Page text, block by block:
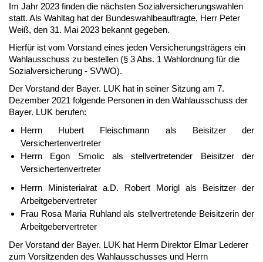
Im Jahr 2023 finden die nächsten Sozialversicherungswahlen
statt. Als Wahltag hat der Bundeswahlbeauftragte, Herr Peter
Weiß, den 31. Mai 2023 bekannt gegeben.
Hierfür ist vom Vorstand eines jeden Versicherungsträgers ein
Wahlausschuss zu bestellen (§ 3 Abs. 1 Wahlordnung für die
Sozialversicherung - SVWO).
Der Vorstand der Bayer. LUK hat in seiner Sitzung am 7.
Dezember 2021 folgende Personen in den Wahlausschuss der
Bayer. LUK berufen:
Herrn Hubert Fleischmann als Beisitzer der
Versichertenvertreter
Herrn Egon Smolic als stellvertretender Beisitzer der
Versichertenvertreter
Herrn Ministerialrat a.D. Robert Morigl als Beisitzer der
Arbeitgebervertreter
Frau Rosa Maria Ruhland als stellvertretende Beisitzerin der
Arbeitgebervertreter
Der Vorstand der Bayer. LUK hat Herrn Direktor Elmar Lederer
zum Vorsitzenden des Wahlausschusses und Herrn